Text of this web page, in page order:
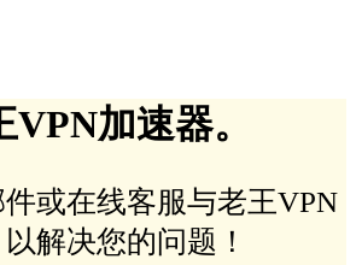
加速器。
或在线客服与老王VPN
解决您的问题！